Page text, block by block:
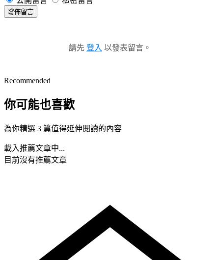
發佈留言
請先 登入 以發表留言。
Recommended
你可能也喜歡
為你精選 3 篇值得延伸閱讀的內容
載入推薦文章中...
目前沒有推薦文章